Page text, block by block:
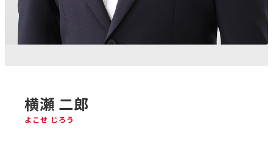
横瀬 二郎
よこせ じろう